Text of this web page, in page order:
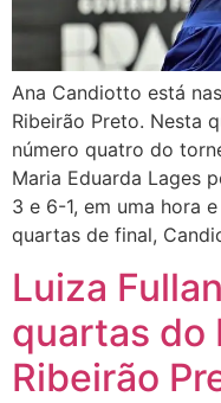
Ana Candiotto está
Ribeirão Preto. Nesta
número quatro do
Maria Eduarda Lages
3 e 6-1, em uma hora
quartas de final,
Luiza
quartas do
Ribeirão